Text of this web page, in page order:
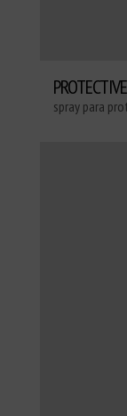
spray para